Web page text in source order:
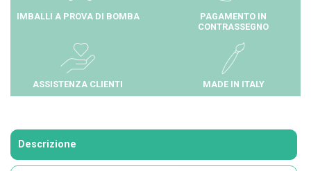
IMBALLI A PROVA DI BOMBA
PAGAMENTO IN
CONTRASSEGNO
ASSISTENZA CLIENTI MADE IN ITALY
Descrizione